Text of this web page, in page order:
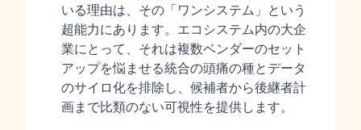
いる理由は、その「ワンシステム」という
超能力にあります。エコシステム内の大企
業にとって、それは複数ベンダーのセット
アップを悩ませる統合の頭痛の種とデータ
のサイロ化を排除し、候補者から後継者計
画まで比類のない可視性を提供します。